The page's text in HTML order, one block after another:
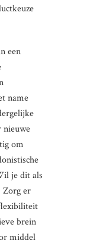
een
name
nieuwe
om
je dit als
Zorg er
brein
middel